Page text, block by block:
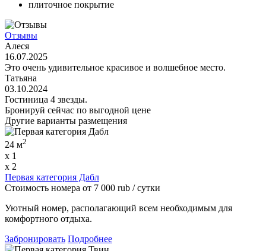
плиточное покрытие
Отзывы
Алеся
16.07.2025
Это очень удивительное красивое и волшебное место.
Татьяна
03.10.2024
Гостиница 4 звезды.
Бронируй сейчас по выгодной цене
Другие варианты размещения
24 м2
x 1
x 2
Первая категория Дабл
Стоимость номера от 7 000 rub / сутки
Уютный номер, располагающий всем необходимым для
комфортного отдыха.
Забронировать Подробнее